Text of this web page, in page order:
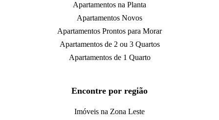
Apartamentos na Planta
Apartamentos Novos
Apartamentos Prontos para Morar
Apartamentos de 2 ou 3 Quartos
Apartamentos de 1 Quarto
Encontre por região
Imóveis na Zona Leste